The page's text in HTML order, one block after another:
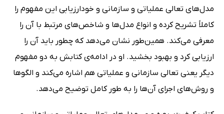
مدل‌های تعالی عملیاتی و سازمانی و خودارزیابی این مفهوم را
کاملاً تشریح کرده و انواع مدل‌ها و شاخص‌های مرتبط با آن را
معرفی می‌کند. همین‌طور نشان می‌دهد که چطور باید آن را
ارزیابی کرد و بهبود بخشید. او در ادامه‌ی کتابش به دو مفهوم
دیگر یعنی تعالی سازمانی و عملیاتی هم اشاره می‌کند و الگوها
و روش‌های اجرای آن‌ها را به طور کامل توضیح می‌دهد.